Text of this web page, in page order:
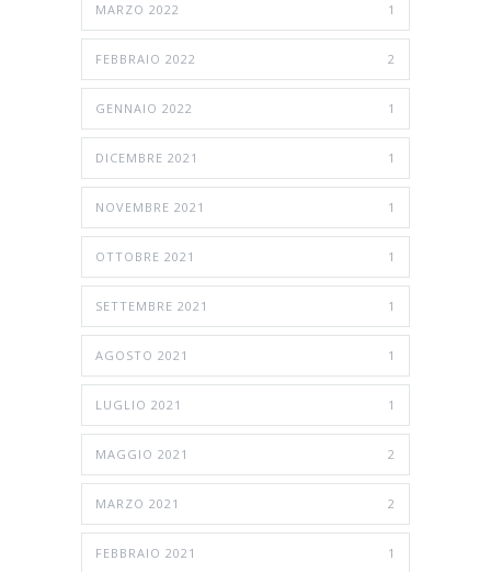
MARZO 2022 1
FEBBRAIO 2022 2
GENNAIO 2022 1
DICEMBRE 2021 1
NOVEMBRE 2021 1
OTTOBRE 2021 1
SETTEMBRE 2021 1
AGOSTO 2021 1
LUGLIO 2021 1
MAGGIO 2021 2
MARZO 2021 2
FEBBRAIO 2021 1